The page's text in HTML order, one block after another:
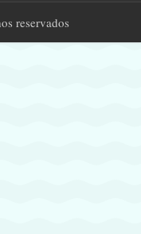
reservados